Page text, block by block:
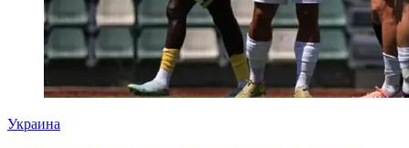
Украина